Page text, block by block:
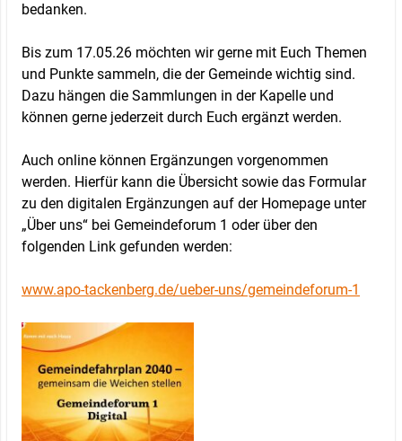
bedanken.
Bis zum 17.05.26 möchten wir gerne mit Euch Themen
und Punkte sammeln, die der Gemeinde wichtig sind.
Dazu hängen die Sammlungen in der Kapelle und
können gerne jederzeit durch Euch ergänzt werden.
Auch online können Ergänzungen vorgenommen
werden. Hierfür kann die Übersicht sowie das Formular
zu den digitalen Ergänzungen auf der Homepage unter
„Über uns“ bei Gemeindeforum 1 oder über den
folgenden Link gefunden werden:
www.apo-tackenberg.de/ueber-uns/gemeindeforum-1